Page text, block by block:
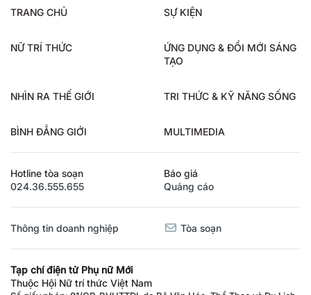
TRANG CHỦ SỰ KIỆN
NỮ TRÍ THỨC
ỨNG DỤNG & ĐỔI MỚI SÁNG
TẠO
NHÌN RA THẾ GIỚI TRI THỨC & KỸ NĂNG SỐNG
BÌNH ĐẲNG GIỚI MULTIMEDIA
Hotline tòa soạn
024.36.555.655
Báo giá
Quảng cáo
Thông tin doanh nghiệp Tòa soạn
Tạp chí điện tử Phụ nữ Mới
Thuộc Hội Nữ trí thức Việt Nam